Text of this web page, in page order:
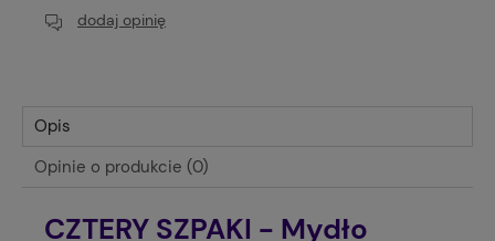
dodaj opinię
Opis
Opinie o produkcie (0)
CZTERY SZPAKI - Mydło